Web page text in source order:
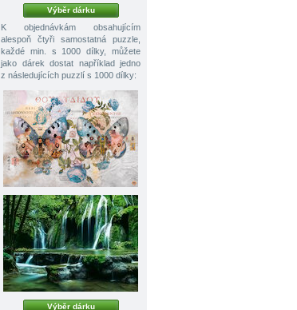
Výběr dárku
K objednávkám obsahujícím
alespoň čtyři samostatná puzzle,
každé min. s 1000 dílky, můžete
jako dárek dostat například jedno
z následujících puzzlí s 1000 dílky:
Výběr dárku